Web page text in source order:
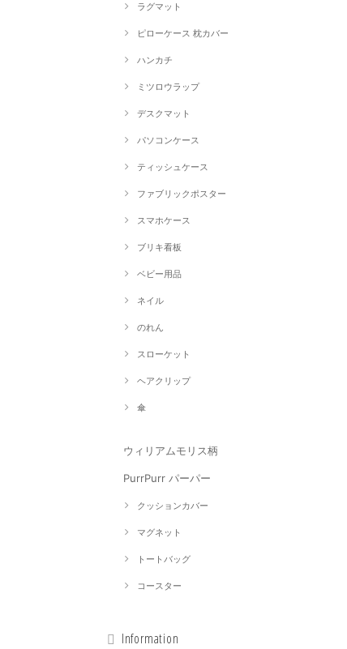
ラグマット
ピローケース 枕カバー
ハンカチ
ミツロウラップ
デスクマット
パソコンケース
ティッシュケース
ファブリックポスター
スマホケース
ブリキ看板
ベビー用品
ネイル
のれん
スローケット
ヘアクリップ
傘
ウィリアムモリス柄
PurrPurr パーパー
クッションカバー
マグネット
トートバッグ
コースター
Information